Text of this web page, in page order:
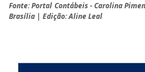
Fonte: Portal Contábeis - Carolina
Brasília | Edição: Aline Leal